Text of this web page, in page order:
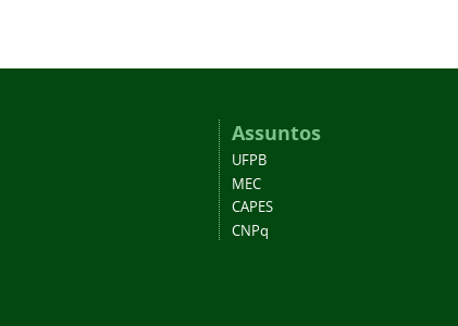
Assuntos
UFPB
MEC
CAPES
CNPq